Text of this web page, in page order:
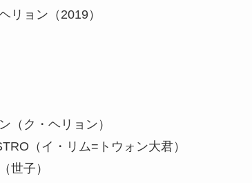
リョン（2019）
（ク・ヘリョン）
（イ・リム=トウォン大君）
世子）